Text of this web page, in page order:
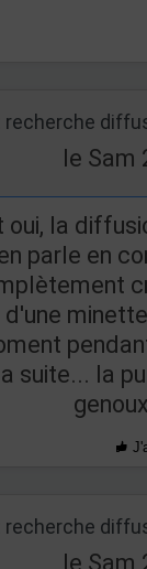
recherche
le Sam
oui, la
parle en
d'une
suite... la
recherche
le Sam